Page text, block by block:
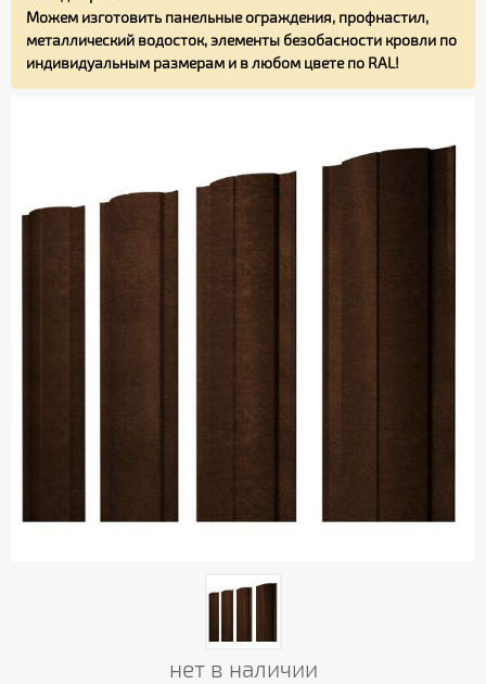
Можем изготовить панельные ограждения, профнастил,
металлический водосток, элементы безобасности кровли по
индивидуальным размерам и в любом цвете по RAL!
нет в наличии